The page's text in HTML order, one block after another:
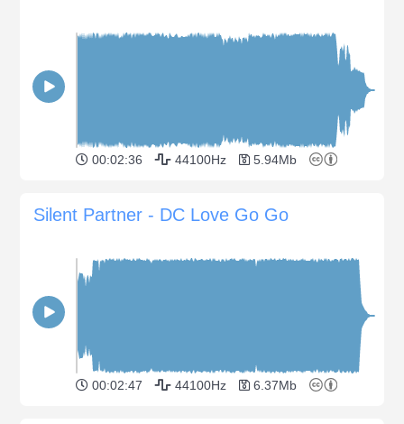
00:02:36 44100Hz 5.94Mb
Silent Partner - DC Love Go Go
00:02:47 44100Hz 6.37Mb